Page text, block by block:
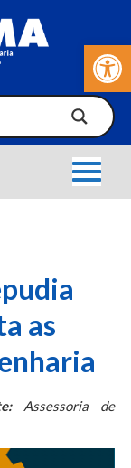
Barra de
as
Assessoria de